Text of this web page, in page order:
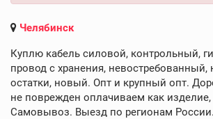
Челябинск
Куплю кабель силовой, контрольный,
провод с хранения, невостребованный,
остатки, новый. Опт и крупный опт.
не поврежден оплачиваем как
Самовывоз. Выезд по регионам